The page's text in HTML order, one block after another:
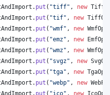
. put ( "tiff" , new
. put ( "tif" , new
. put ( "wmf" , new
. put ( "emz" , new
. put ( "wmz" , new
. put ( "svgz" , new
. put ( "tga" , new
. put ( "webp" , new
. put ( "ico" , new